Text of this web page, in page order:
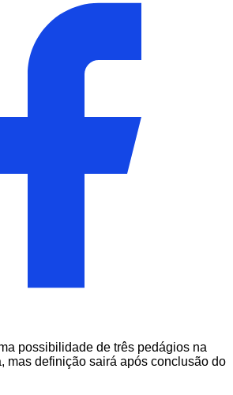
possibilidade de três pedágios na
mas definição sairá após conclusão do